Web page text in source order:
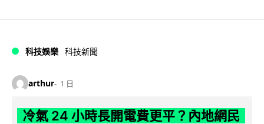
科技娛樂 科技新聞
arthur 1 日
冷氣 24 小時長開電費更平？內地網民